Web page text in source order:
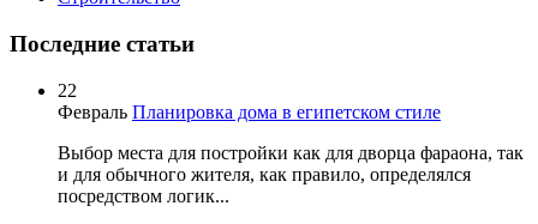
Последние статьи
22
Февраль Планировка дома в египетском стиле
Выбор места для постройки как для дворца фараона, так
и для обычного жителя, как правило, определялся
посредством логик...